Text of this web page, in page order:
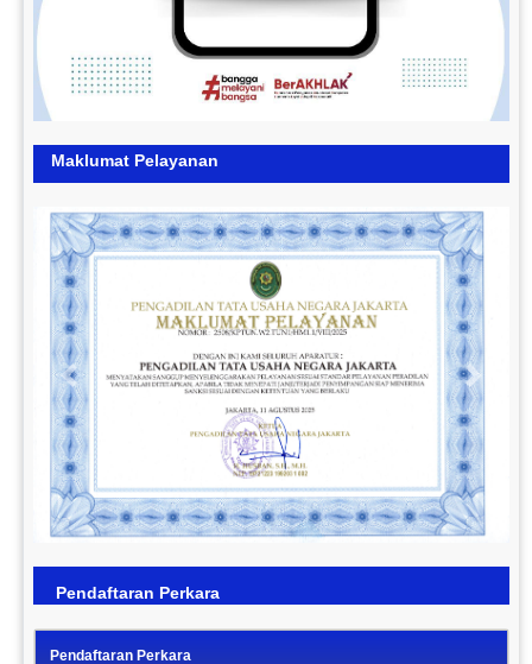
Maklumat Pelayanan
Previous Next
Pendaftaran Perkara
Pendaftaran Perkara